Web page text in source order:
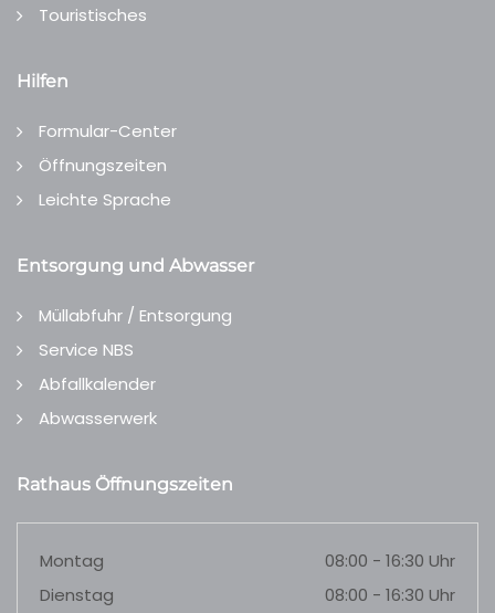
Touristisches
Hilfen
Formular-Center
Öffnungszeiten
Leichte Sprache
Entsorgung und Abwasser
Müllabfuhr / Entsorgung
Service NBS
Abfallkalender
Abwasserwerk
Rathaus Öffnungszeiten
Montag
08:00 - 16:30 Uhr
Dienstag
08:00 - 16:30 Uhr